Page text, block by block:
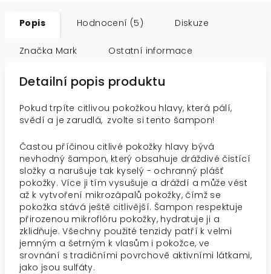
Popis Hodnocení (5) Diskuze
Značka Mark Ostatní informace
Detailní popis produktu
Pokud trpíte citlivou pokožkou hlavy, která pálí,
svědí a je zarudlá, zvolte si tento šampon!
Častou příčinou citlivé pokožky hlavy bývá
nevhodný šampon, který obsahuje dráždivé čistící
složky a narušuje tak kyselý - ochranný plášť
pokožky. Více ji tím vysušuje a dráždí a může vést
až k vytvoření mikrozápalů pokožky, čímž se
pokožka stává ještě citlivější. Šampon respektuje
přirozenou mikroflóru pokožky, hydratuje ji a
zklidňuje. Všechny použité tenzidy patří k velmi
jemným a šetrným k vlasům i pokožce, ve
srovnání s tradičními povrchově aktivními látkami,
jako jsou sulfáty.